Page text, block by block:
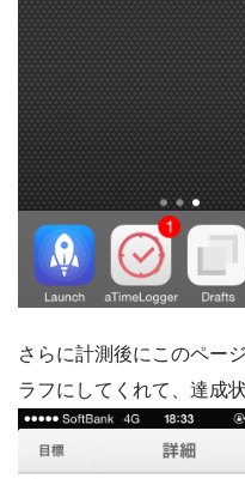
さらに計測後にこのペー
ラフにしてくれて、達成